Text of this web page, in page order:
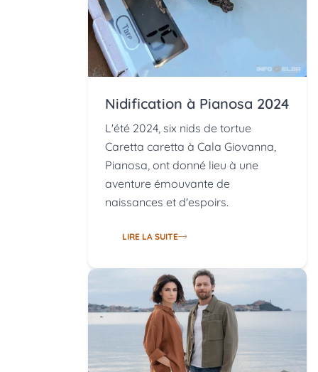
Nidification à Pianosa 2024
L'été 2024, six nids de tortue
Caretta caretta à Cala Giovanna,
Pianosa, ont donné lieu à une
aventure émouvante de
naissances et d'espoirs.
LIRE LA SUITE